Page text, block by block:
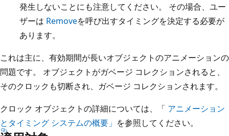
発生しないことにも注意してください。 その場合、ユー
ザーは Removeを呼び出すタイミングを決定する必要が
あります。
これは主に、有効期間が長いオブジェクトのアニメーションの
問題です。 オブジェクトがガベージ コレクションされると、
そのクロックも切断され、ガベージ コレクションされます。
クロック オブジェクトの詳細については、「 アニメーション
とタイミング システムの概要」 を参照してください。